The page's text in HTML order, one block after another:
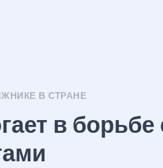
В СТРАНЕ
в борьбе